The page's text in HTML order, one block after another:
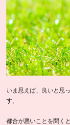
いま思えば、良いと思
す。
都合が悪いことを聞く